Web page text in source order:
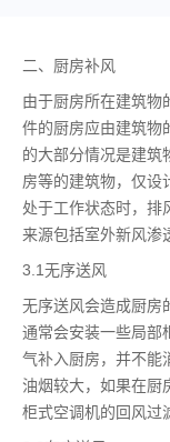
二、厨房补风
由于厨房所在建筑物
件的厨房应由建筑物
的大部分情况是建筑
房等的建筑物，仅设
处于工作状态时，排
来源包括室外新风渗
3.1无序送风
无序送风会造成厨房
通常会安装一些局部
气补入厨房，并不能
油烟较大，如果在厨
柜式空调机的回风过